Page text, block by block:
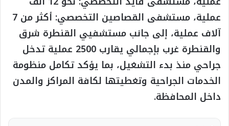
عملية، مستشفى القصاصين التخصصي: أكثر من 7
آلاف عملية، إلى جانب مستشفيي القنطرة شرق
والقنطرة غرب بإجمالي يقارب 2500 عملية تدخل
جراحي منذ بدء التشغيل، بما يؤكد تكامل منظومة
الخدمات الجراحية وتغطيتها لكافة المراكز والمدن
داخل المحافظة.